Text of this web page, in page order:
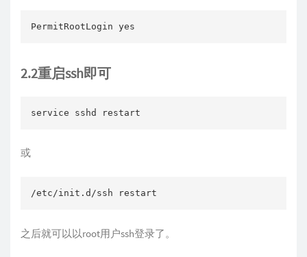
PermitRootLogin yes
2.2重启ssh即可
service sshd restart
或
/etc/init.d/ssh restart
之后就可以以root用户ssh登录了。